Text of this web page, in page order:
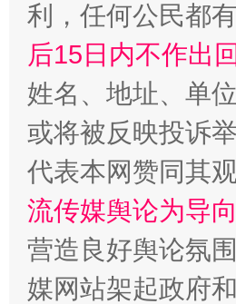
利，任何公民都
后15日内不作出
姓名、地址、单
或将被反映投诉
代表本网赞同其
流传媒舆论为导向
营造良好舆论氛
媒网站架起政府